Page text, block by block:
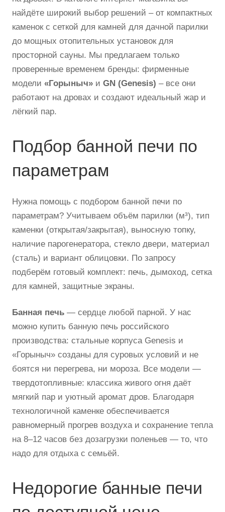
найдёте широкий выбор решений – от компактных
каменок с сеткой для камней для дачной парилки
до мощных отопительных установок для
просторной сауны. Мы предлагаем только
проверенные временем бренды: фирменные
модели «Горыныч» и GN (Genesis) – все они
работают на дровах и создают идеальный жар и
лёгкий пар.
Подбор банной печи по
параметрам
Нужна помощь с подбором банной печи по
параметрам? Учитываем объём парилки (м³), тип
каменки (открытая/закрытая), выносную топку,
наличие парогенератора, стекло двери, материал
(сталь) и вариант облицовки. По запросу
подберём готовый комплект: печь, дымоход, сетка
для камней, защитные экраны.
Банная печь — сердце любой парной. У нас
можно купить банную печь российского
производства: стальные корпуса Genesis и
«Горыныч» созданы для суровых условий и не
боятся ни перегрева, ни мороза. Все модели —
твердотопливные: классика живого огня даёт
мягкий пар и уютный аромат дров. Благодаря
технологичной каменке обеспечивается
равномерный прогрев воздуха и сохранение тепла
на 8–12 часов без дозагрузки поленьев — то, что
надо для отдыха с семьёй.
Недорогие банные печи